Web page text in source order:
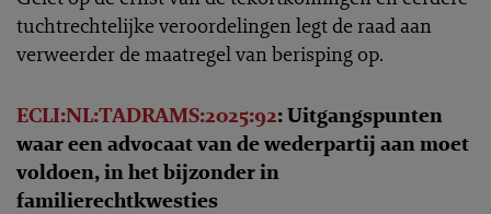
tuchtrechtelijke veroordelingen legt de raad aan
verweerder de maatregel van berisping op.
ECLI:NL:TADRAMS:2025:92: Uitgangspunten
waar een advocaat van de wederpartij aan moet
voldoen, in het bijzonder in
familierechtkwesties